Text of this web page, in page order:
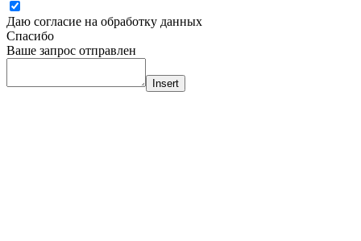
Даю согласие на обработку данных
Спасибо
Ваше запрос отправлен
Insert